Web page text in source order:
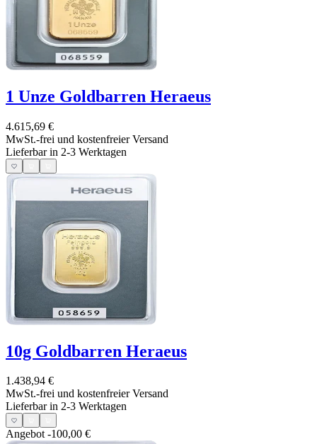
1 Unze Goldbarren Heraeus
4.615,69 €
MwSt.-frei und kostenfreier Versand
Lieferbar in 2-3 Werktagen
10g Goldbarren Heraeus
1.438,94 €
MwSt.-frei und kostenfreier Versand
Lieferbar in 2-3 Werktagen
Angebot-100,00 €